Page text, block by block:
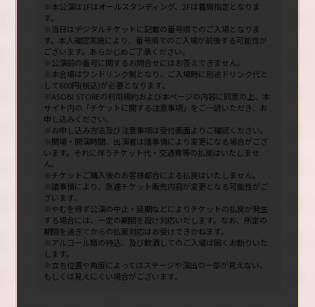
※本公演は1Fはオールスタンディング、2Fは着席指定となりま
す。
※当日はデジタルチケットに記載の番号順でのご入場となりま
す。本人確認実施により、番号順でのご入場が前後する可能性が
ございます。あらかじめご了承ください。
※公演前の番号に関するお問合せにはお答えできません。
※本会場はワンドリンク制となり、ご入場時に別途ドリンク代と
して600円(税込)が必要となります。
※ASOBI STOREの利用規約および本ページの内容に同意の上、本
サイト内の「チケットに関する注意事項」をご一読いただき、お
申し込みください。
※お申し込み方法及び注意事項は受付画面よりご確認ください。
※開場・開演時間、出演者は諸事情により変更になる場合がござ
います。それに伴うチケット代・交通費等の払戻はいたしませ
ん。
※チケットご購入後のお客様都合による払戻はいたしません。
※諸事情により、急遽チケット販売内容が変更となる可能性がご
ざいます。
※やむを得ず公演の中止・延期などによりチケットの払戻が発生
する場合には、一定の期間を設け対応いたします。なお、所定の
期間を過ぎてからの払戻対応はお受けできかねます。
※アルコール類の持込、及び飲酒してのご入場は固くお断りいた
します。
※立ち位置や角度によってはステージや演出の一部が見えない、
もしくは見えにくい場合がございます。